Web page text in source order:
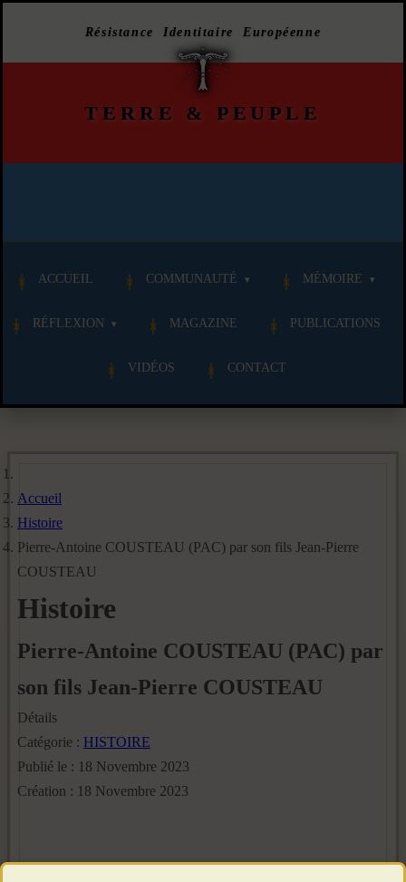
Résistance Identitaire Européenne
TERRE & PEUPLE
ACCUEIL COMMUNAUTÉ MÉMOIRE
RÉFLEXION MAGAZINE PUBLICATIONS
VIDÉOS CONTACT
Accueil
Histoire
Pierre-Antoine COUSTEAU (PAC) par son fils Jean-Pierre
COUSTEAU
Histoire
Pierre-Antoine COUSTEAU (PAC) par
son fils Jean-Pierre COUSTEAU
Détails
Catégorie : HISTOIRE
Publié le : 18 Novembre 2023
Création : 18 Novembre 2023